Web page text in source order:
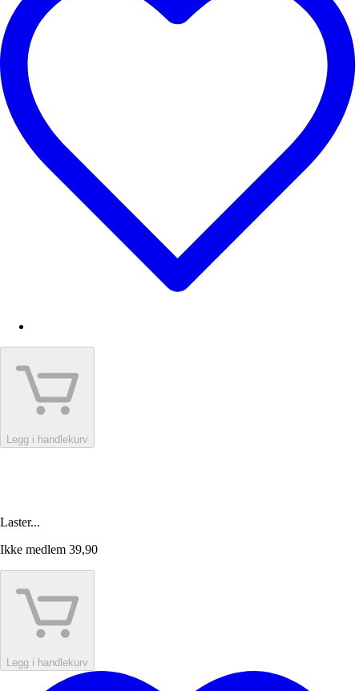
Legg i handlekurv
Laster...
Ikke medlem 39,90
Legg i handlekurv